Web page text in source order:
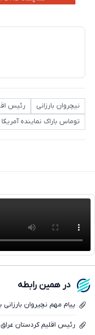
نیچروان بارزانی
رئیس
توماس باراک نماینده
در همین رابطه
پیام مهم نچیروان
رئیس اقلیم کردستان